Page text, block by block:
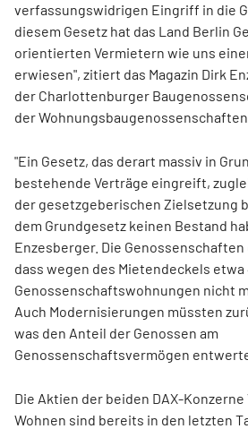
verfassungswidrigen Eingriff in die
diesem Gesetz hat das Land Berlin
orientierten Vermietern wie uns
erwiesen", zitiert das Magazin Dirk
der Charlottenburger
der Wohnungsbaugenossenschaften
"Ein Gesetz, das derart massiv in
bestehende Verträge eingreift,
der gesetzgeberischen Zielsetzung
dem Grundgesetz keinen Bestand
Enzesberger. Die
dass wegen des Mietendeckels
Genossenschaftswohnungen nicht
Auch Modernisierungen müssten
was den Anteil der Genossen am
Genossenschaftsvermögen
Die Aktien der beiden DAX-
Wohnen sind bereits in den letzten